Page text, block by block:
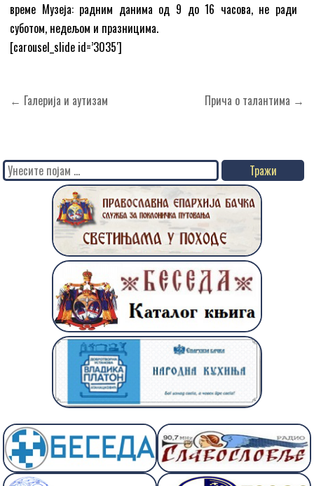
време Музеја: радним данима од 9 до 16 часова, не ради
суботом, недељом и празницима.
[carousel_slide id=’3035′]
Кретање
← Галерија и аутизам Прича о талантима →
Search
for: